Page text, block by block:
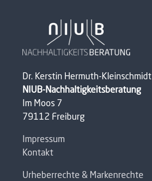
Dr. Kerstin Hermuth-Kleinschmidt
NIUB-Nachhaltigkeitsberatung
Im Moos 7
79112 Freiburg
Impressum
Kontakt
Urheberrechte & Markenrechte